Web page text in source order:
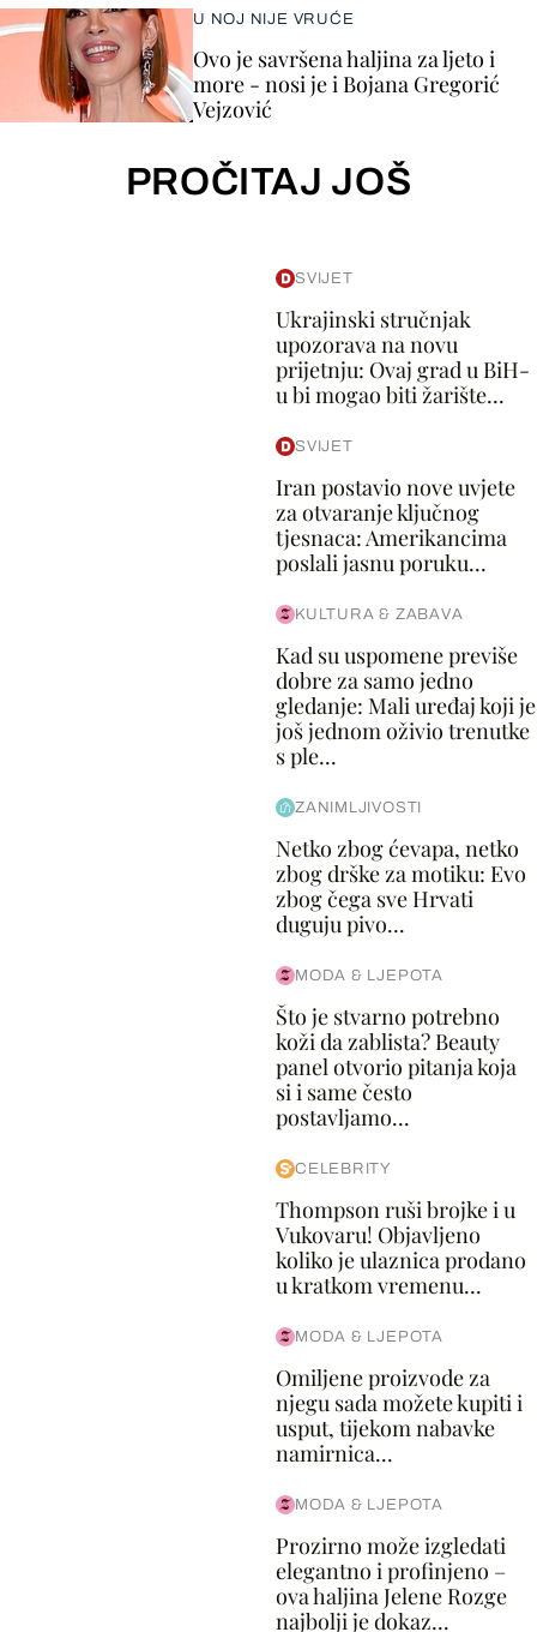
U NOJ NIJE VRUĆE
Ovo je savršena haljina za ljeto i
more - nosi je i Bojana Gregorić
Vejzović
PROČITAJ JOŠ
SVIJET
Ukrajinski stručnjak
upozorava na novu
prijetnju: Ovaj grad u BiH-
u bi mogao biti žarište...
SVIJET
Iran postavio nove uvjete
za otvaranje ključnog
tjesnaca: Amerikancima
poslali jasnu poruku...
KULTURA & ZABAVA
Kad su uspomene previše
dobre za samo jedno
gledanje: Mali uređaj koji je
još jednom oživio trenutke
s ple...
ZANIMLJIVOSTI
Netko zbog ćevapa, netko
zbog drške za motiku: Evo
zbog čega sve Hrvati
duguju pivo...
MODA & LJEPOTA
Što je stvarno potrebno
koži da zablista? Beauty
panel otvorio pitanja koja
si i same često
postavljamo...
CELEBRITY
Thompson ruši brojke i u
Vukovaru! Objavljeno
koliko je ulaznica prodano
u kratkom vremenu...
MODA & LJEPOTA
Omiljene proizvode za
njegu sada možete kupiti i
usput, tijekom nabavke
namirnica...
MODA & LJEPOTA
Prozirno može izgledati
elegantno i profinjeno –
ova haljina Jelene Rozge
najbolji je dokaz...